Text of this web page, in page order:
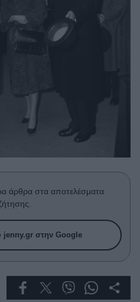
άρθρα στα αποτελέσματα
jenny.gr στην Google